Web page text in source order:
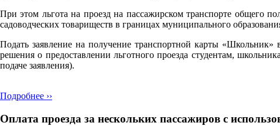
При этом льгота на проезд на пассажирском транспорте общего
садоводческих товариществ в границах муниципального
Подать заявление на получение транспортной карты «Школьник»
решения о предоставлении льготного проезда студентам,
подаче заявления).
Подробнее ››
Оплата проезда за нескольких пассажиров с